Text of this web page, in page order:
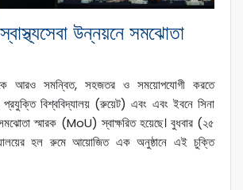
উন্নয়নে সমঝোতা
আরও সমন্বিত, সহজতর ও সময়োপযোগী করতে
বিশ্ববিদ্যালয় (রুয়েট) এবং এবং ইবনে সিনা
স্মারক (MoU) স্বাক্ষরিত হয়েছে। বুধবার (২৫
হল রুমে আয়োজিত এক অনুষ্ঠানে এই চুক্তি